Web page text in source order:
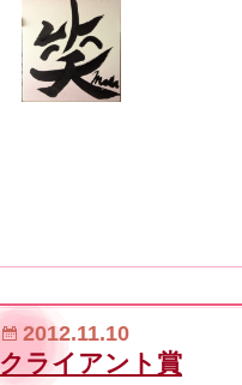
2012.11.10
クライアント賞